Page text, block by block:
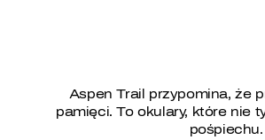
Aspen Trail przypomina, że
pamięci. To okulary, które nie